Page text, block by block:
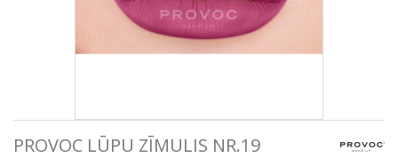
PROVOC LŪPU ZĪMULIS NR.19